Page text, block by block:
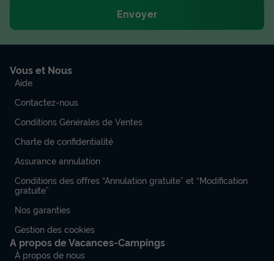
Envoyer
Vous et Nous
Aide
Contactez-nous
Conditions Générales de Ventes
Charte de confidentialité
Assurance annulation
Conditions des offres “Annulation gratuite” et “Modification
gratuite”
Nos garanties
Gestion des cookies
A propos de Vacances-Campings
À propos de nous